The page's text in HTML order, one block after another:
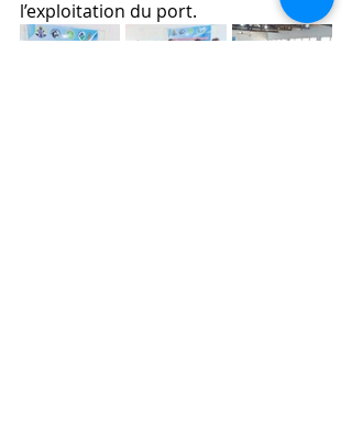
l’exploitation du port.